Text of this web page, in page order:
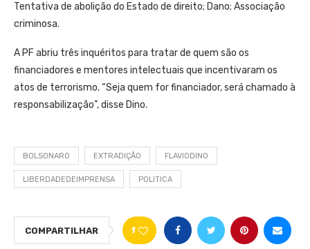
Tentativa de abolição do Estado de direito; Dano; Associação
criminosa.
A PF abriu três inquéritos para tratar de quem são os
financiadores e mentores intelectuais que incentivaram os
atos de terrorismo. “Seja quem for financiador, será chamado à
responsabilização”, disse Dino.
BOLSONARO EXTRADIÇÃO FLAVIODINO
LIBERDADEDEIMPRENSA POLITICA
COMPARTILHAR 1